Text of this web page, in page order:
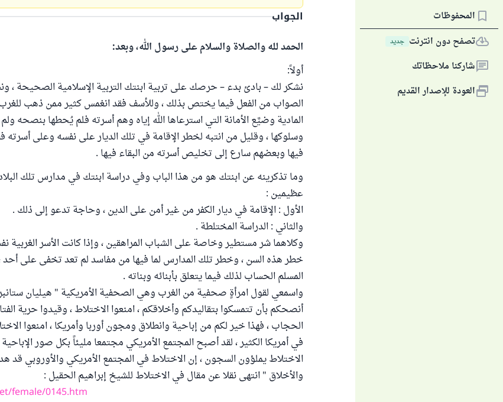
المحفوظات
تصفح دون انترنت جديد
شاركنا ملاحظاتك
العودة للإصدار القديم
الجواب
الحمد لله والصلاة والسلام على رسول الله، وبعد:
أولاً:
نشكر لك – بادئ بدء – حرصك على تربية ابنتك التربية الإسلامية الصحيحة
الصواب من الفعل فيما يختص بذلك ، وللأسف فقد انغمس كثير ممن ذهب للغرب
المادية وضيَّع الأمانة التي استرعاها الله إياه وهم أسرته فلم يُحطها بنصحه
وسلوكها ، وقليل من انتبه لخطر الإقامة في تلك الديار على نفسه وعلى أسرته
فيها وبعضهم سارع إلى تخليص أسرته من البقاء فيها .
وما تذكرينه عن ابنتك هو من هذا الباب وفي دراسة ابنتك في مدارس تلك
عظيمين :
الأول : الإقامة في ديار الكفر من غير أمن على الدين ، وحاجة تدعو إلى ذلك .
والثاني : الدراسة المختلطة .
وكلاهما شر مستطير وخاصة على الشباب المراهقين ، وإذا كانت الأسر
خطر هذه السن ، وخطر تلك المدارس لما فيها من مفاسد لم تعد تخفى على
المسلم الحساب لذلك فيما يتعلق بأبنائه وبناته .
واسمعي لقول امرأةٍ صحفية من الغرب وهي الصحفية الأمريكية " هيليان
أنصحكم بأن تتمسكوا بتقاليدكم وأخلاقكم ، امنعوا الاختلاط ، وقيدوا حرية
الحجاب ، فهذا خير لكم من إباحية وانطلاق ومجون أوربا وأمريكا ، امنعوا
في أمريكا الكثير ، لقد أصبح المجتمع الأمريكي مجتمعا مليئاً بكل صور
الاختلاط يملؤون السجون ، إن الاختلاط في المجتمع الأمريكي والأوروبي قد
والأخلاق " انتهى نقلا عن مقال في الاختلاط للشيخ إبراهيم الحقيل :
female/0145.htm